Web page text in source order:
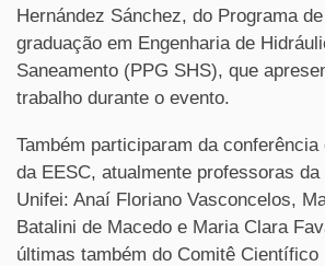
Hernández Sánchez, do Programa
graduação em Engenharia de
Saneamento (PPG SHS), que
trabalho durante o evento.
Também participaram da conferência
da EESC, atualmente professoras da
Unifei: Anaí Floriano Vasconcelos,
Batalini de Macedo e Maria Clara
últimas também do Comitê Científico